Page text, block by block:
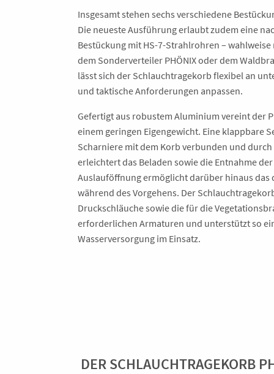
Insgesamt stehen sechs verschiedene
Die neueste Ausführung erlaubt zudem eine
Bestückung mit HS-7-Strahlrohren –
dem Sonderverteiler PHÖNIX oder dem
lässt sich der Schlauchtragekorb flexibel an
und taktische Anforderungen anpassen.
Gefertigt aus robustem Aluminium vereint der
einem geringen Eigengewicht. Eine klappbare
Scharniere mit dem Korb verbunden und
erleichtert das Beladen sowie die Entnahme
Auslauföffnung ermöglicht darüber hinaus das
während des Vorgehens. Der
Druckschläuche sowie die für die
erforderlichen Armaturen und unterstützt so
Wasserversorgung im Einsatz.
DER SCHLAUCHTRAGEKORB